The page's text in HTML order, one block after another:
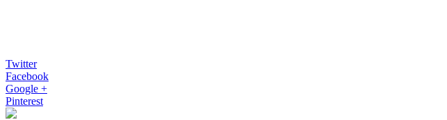
Twitter
Facebook
Google +
Pinterest